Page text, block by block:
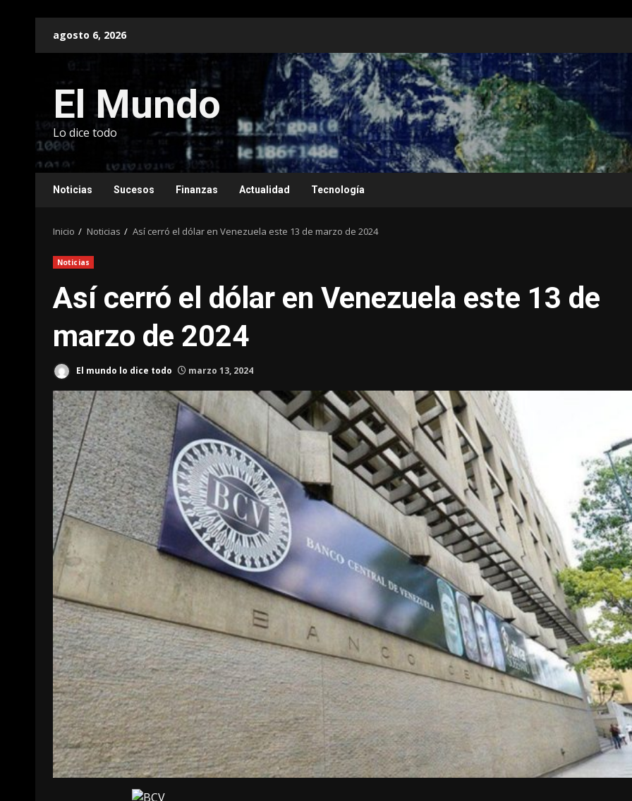
agosto 6, 2026
El Mundo
Lo dice todo
Noticias Sucesos Finanzas Actualidad Tecnología
Inicio Noticias Así cerró el dólar en Venezuela este 13 de marzo de 2024
Noticias
Así cerró el dólar en Venezuela este 13 de
marzo de 2024
El mundo lo dice todo marzo 13, 2024